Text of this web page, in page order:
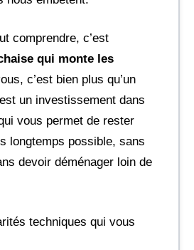
comprendre, c’est
qui monte les
c’est bien plus qu’un
un investissement dans
vous permet de rester
longtemps possible, sans
devoir déménager loin de
techniques qui vous